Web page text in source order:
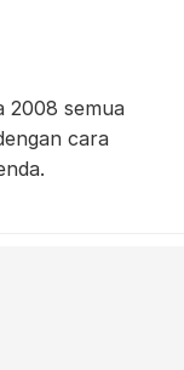
2008 semua
cara